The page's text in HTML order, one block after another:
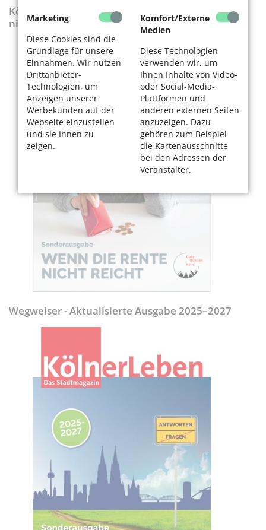
Marketing
Diese Cookies sind die
Grundlage für unsere
Einnahmen. Wir nutzen
Drittanbieter-
Technologien, um
Anzeigen unserer
Werbekunden auf der
Webseite einzustellen
und sie Ihnen zu
zeigen.
Komfort/Externe
Medien
Diese Technologien
verwenden wir, um
Ihnen Inhalte von Video-
oder Social-Media-
Plattformen und
anderen externen Seiten
anzuzeigen. Dazu
gehören zum Beispiel
die Kartenausschnitte
bei den Adressen der
Veranstalter.
KölnerLeben-Sonderausgabe „Wenn die Rente
nicht reicht“
Wegweiser - Aktualisierte Ausgabe 2025–2027